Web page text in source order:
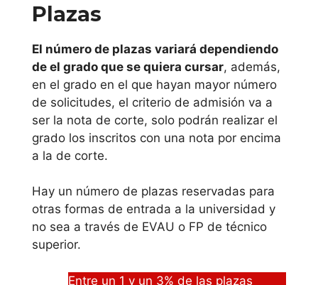
Te anexamos ahora
universidades
donde puedes
estudiar ingenieria
mecanica on line sin
que lo tengas que
hacer de forma
presencial, si bien
cada uno de los
grados son factibles
de hacerse on line
prácticas.
Plazas
El número de plazas variará dependiendo
de el grado que se quiera cursar, además,
en el grado en el que hayan mayor número
de solicitudes, el criterio de admisión va a
ser la nota de corte, solo podrán realizar el
grado los inscritos con una nota por encima
a la de corte.
Hay un número de plazas reservadas para
otras formas de entrada a la universidad y
no sea a través de EVAU o FP de técnico
superior.
Entre un 1 y un 3% de las plazas